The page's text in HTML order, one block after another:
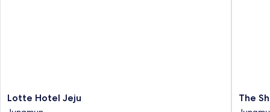
Lotte
Hotel
Lotte Hotel Jeju
The
Shilla
The